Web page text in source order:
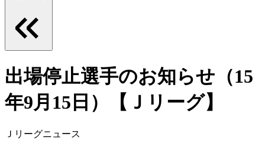
出場停止選手のお知らせ（15
年9月15日）【Ｊリーグ】
Ｊリーグニュース